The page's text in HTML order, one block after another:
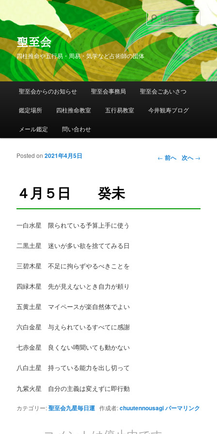
聖至会
四柱推命や五行易・周易・気学など占術師の団体
索
メインメニュー
メインコンテンツへ移動
サブコンテンツへ移動
聖至会からのお知らせ 聖至会事務局 聖至会ごあいさつ
鑑定場所 四柱推命教室 五行易教室 今井観寿ブログ
メール鑑定 問い合わせ
投稿ナビゲー
← 前へ 次へ→
４月５日 癸未
Posted on2021年4月5日
一白水星 限られている予算上手に使う
二黒土星 迷いが多い欲を捨ててみる日
三碧木星 不足に拘らずやるべきことを
四緑木星 先が見えないとき自力が頼り
五黄土星 マイペースが楽自然体でよい
六白金星 与えられているすべてに感謝
七赤金星 良くない噂聞いても動かない
八白土星 持っている能力を出し切って
九紫火星 自分の主義は変えずに即行動
カテゴリー:聖至会九星毎日運 作成者:chuutennousagiパーマリンク